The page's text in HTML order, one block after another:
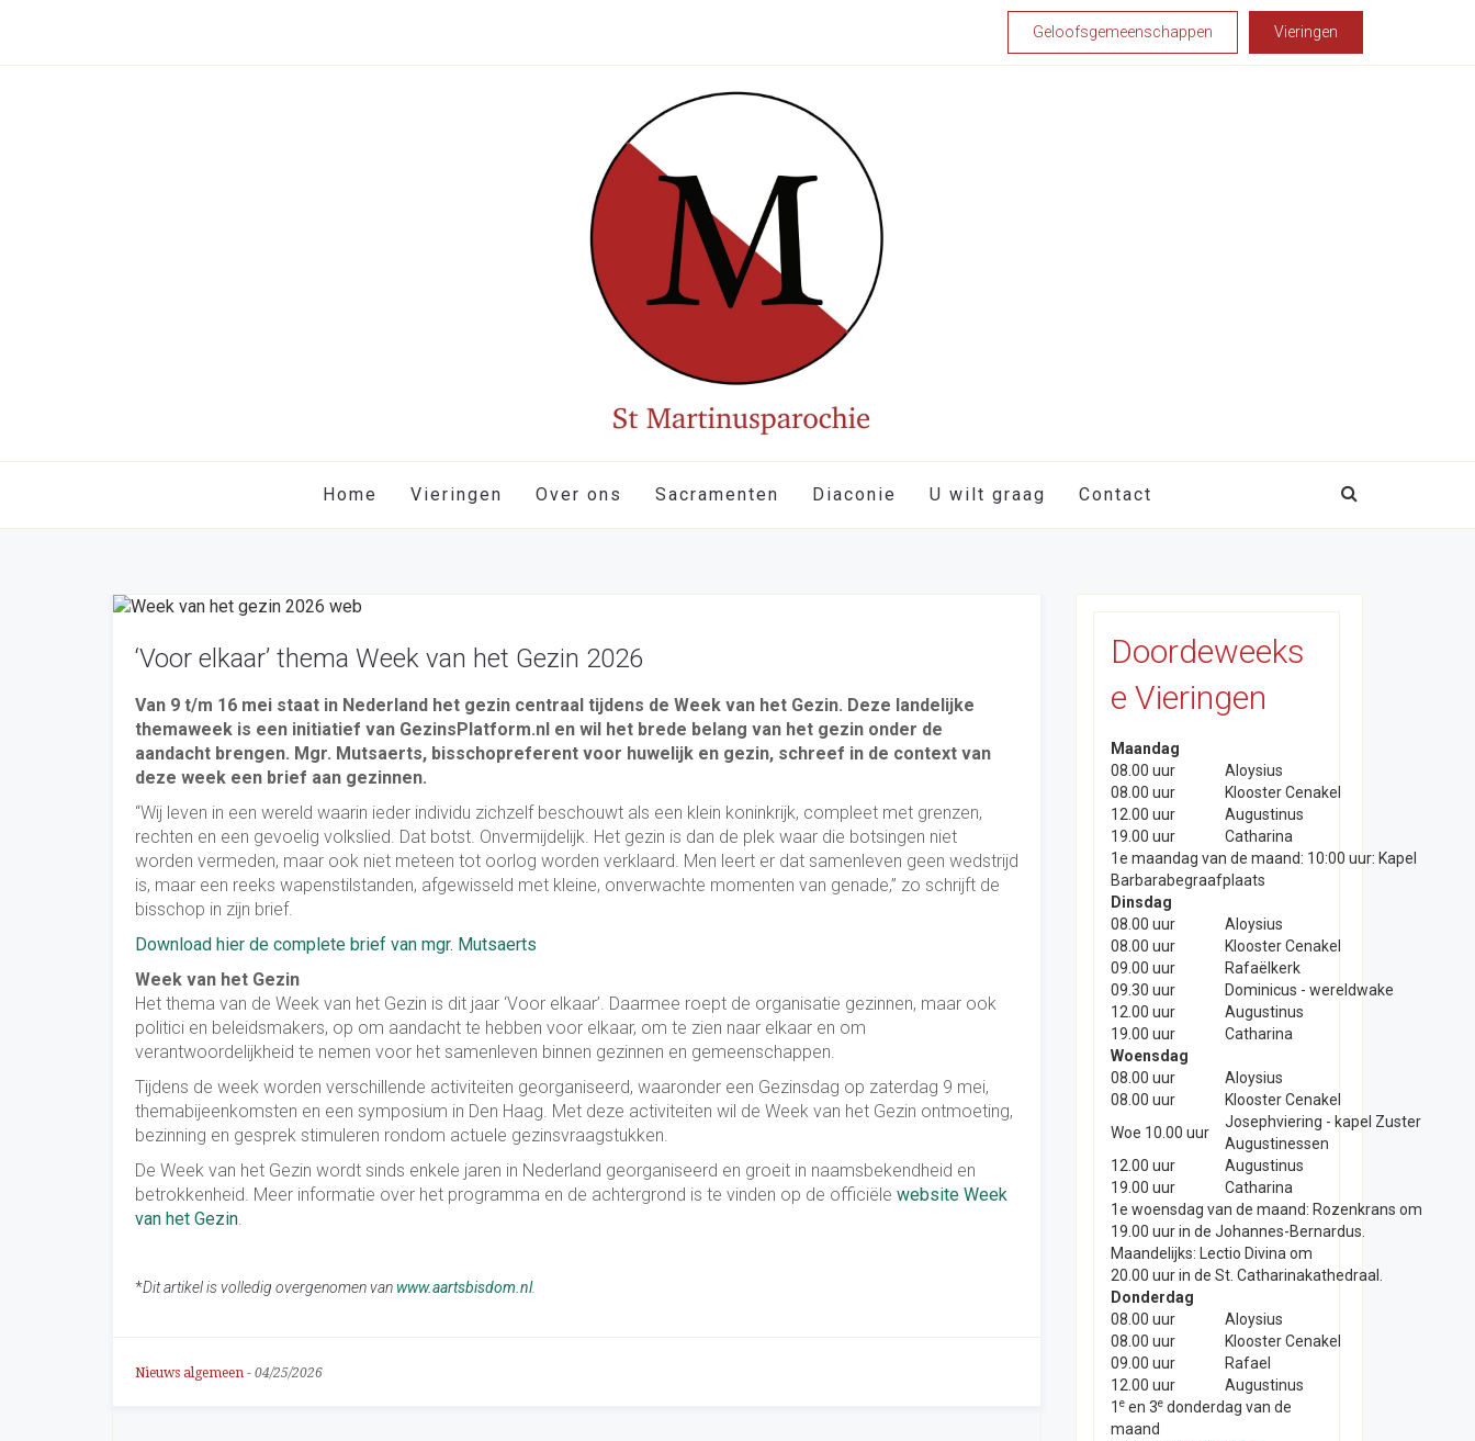
Geloofsgemeenschappen Vieringen
Home Vieringen Over ons Sacramenten Diaconie U wilt graag Contact
‘Voor elkaar’ thema Week van het Gezin 2026
Van 9 t/m 16 mei staat in Nederland het gezin centraal tijdens de Week van het Gezin. Deze landelijke
themaweek is een initiatief van GezinsPlatform.nl en wil het brede belang van het gezin onder de
aandacht brengen. Mgr. Mutsaerts, bisschopreferent voor huwelijk en gezin, schreef in de context van
deze week een brief aan gezinnen.
“Wij leven in een wereld waarin ieder individu zichzelf beschouwt als een klein koninkrijk, compleet met grenzen,
rechten en een gevoelig volkslied. Dat botst. Onvermijdelijk. Het gezin is dan de plek waar die botsingen niet
worden vermeden, maar ook niet meteen tot oorlog worden verklaard. Men leert er dat samenleven geen wedstrijd
is, maar een reeks wapenstilstanden, afgewisseld met kleine, onverwachte momenten van genade,” zo schrijft de
bisschop in zijn brief.
Download hier de complete brief van mgr. Mutsaerts
Week van het Gezin
Het thema van de Week van het Gezin is dit jaar ‘Voor elkaar’. Daarmee roept de organisatie gezinnen, maar ook
politici en beleidsmakers, op om aandacht te hebben voor elkaar, om te zien naar elkaar en om
verantwoordelijkheid te nemen voor het samenleven binnen gezinnen en gemeenschappen.
Tijdens de week worden verschillende activiteiten georganiseerd, waaronder een Gezinsdag op zaterdag 9 mei,
themabijeenkomsten en een symposium in Den Haag. Met deze activiteiten wil de Week van het Gezin ontmoeting,
bezinning en gesprek stimuleren rondom actuele gezinsvraagstukken.
De Week van het Gezin wordt sinds enkele jaren in Nederland georganiseerd en groeit in naamsbekendheid en
betrokkenheid. Meer informatie over het programma en de achtergrond is te vinden op de officiële website Week
van het Gezin.
*Dit artikel is volledig overgenomen van www.aartsbisdom.nl.
Nieuws algemeen - 04/25/2026
Doordeweeks
e Vieringen
Maandag
08.00 uur
Aloysius
08.00 uur
Klooster Cenakel
12.00 uur
Augustinus
19.00 uur
Catharina
1e maandag van de maand: 10:00 uur: Kapel
Barbarabegraafplaats
Dinsdag
08.00 uur
Aloysius
08.00 uur
Klooster Cenakel
09.00 uur
Rafaëlkerk
09.30 uur
Dominicus - wereldwake
12.00 uur
Augustinus
19.00 uur
Catharina
Woensdag
08.00 uur
Aloysius
08.00 uur
Klooster Cenakel
Woe 10.00 uur
Josephviering - kapel Zuster
Augustinessen
12.00 uur
Augustinus
19.00 uur
Catharina
1e woensdag van de maand: Rozenkrans om
19.00 uur in de Johannes-Bernardus.
Maandelijks: Lectio Divina om
20.00 uur in de St. Catharinakathedraal.
Donderdag
08.00 uur
Aloysius
08.00 uur
Klooster Cenakel
09.00 uur
Rafael
12.00 uur
Augustinus
1 een 3edonderdag van de
maand